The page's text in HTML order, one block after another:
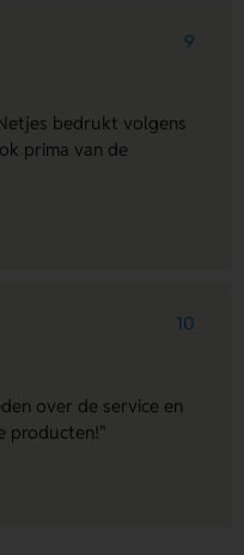
9
bedrukt volgens
prima van de
10
over de service en
producten!"